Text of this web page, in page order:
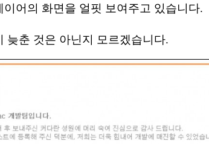
어의 화면을 얼핏 보여주고 있습니다.
늦춘 것은 아닌지 모르겠습니다.